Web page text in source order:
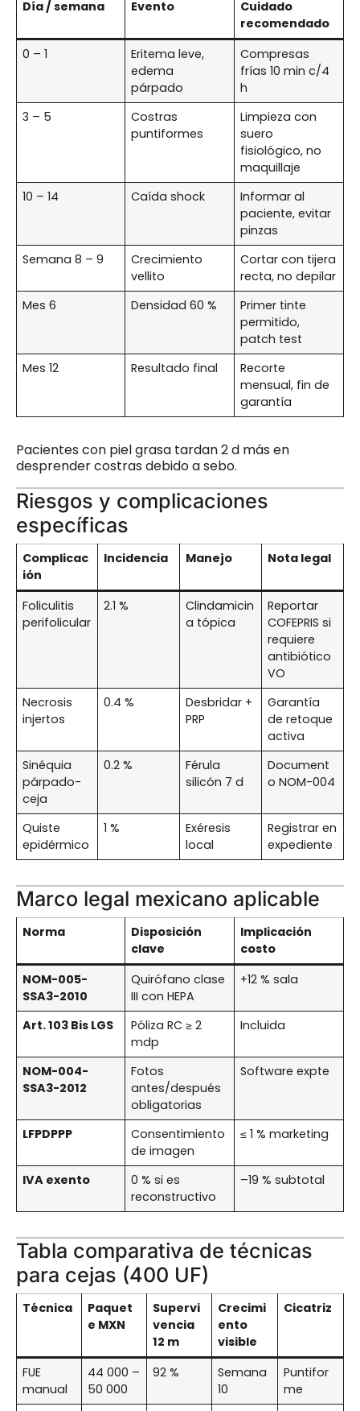
Día / semana Evento
Cuidado
recomendado
0 – 1
Eritema leve,
edema
párpado
Compresas
frías 10 min c/4
h
3 – 5
Costras
puntiformes
Limpieza con
suero
fisiológico, no
maquillaje
10 – 14
Caída shock
Informar al
paciente, evitar
pinzas
Semana 8 – 9
Crecimiento
vellito
Cortar con tijera
recta, no depilar
Mes 6
Densidad 60 %
Primer tinte
permitido,
patch test
Mes 12
Resultado final
Recorte
mensual, fin de
garantía
Pacientes con piel grasa tardan 2 d más en
desprender costras debido a sebo.
Riesgos y complicaciones
específicas
Complicac
ión
Incidencia Manejo Nota legal
Foliculitis
perifolicular
2.1 %
Clindamicin
a tópica
Reportar
COFEPRIS si
requiere
antibiótico
VO
Necrosis
injertos
0.4 %
Desbridar +
PRP
Garantía
de retoque
activa
Sinéquia
párpado-
ceja
0.2 %
Férula
silicón 7 d
Document
o NOM-004
Quiste
epidérmico
1 %
Exéresis
local
Registrar en
expediente
Marco legal mexicano aplicable
Norma
Disposición
clave
Implicación
costo
NOM-005-
SSA3-2010
Quirófano clase
III con HEPA
+12 % sala
Art. 103 Bis LGS
Póliza RC ≥ 2
mdp
Incluida
NOM-004-
SSA3-2012
Fotos
antes/después
obligatorias
Software expte
LFPDPPP
Consentimiento
de imagen
≤ 1 % marketing
IVA exento
0 % si es
reconstructivo
–19 % subtotal
Tabla comparativa de técnicas
para cejas (400 UF)
Técnica
Paquet
e MXN
Supervi
vencia
12 m
Crecimi
ento
visible
Cicatriz
FUE
manual
44 000 –
50 000
92 %
Semana
10
Puntifor
me